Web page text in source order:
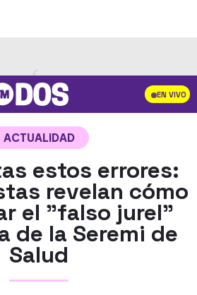
EN VIVO
ACTUALIDAD
estos errores:
revelan cómo
el "falso jurel"
de la Seremi de
Salud